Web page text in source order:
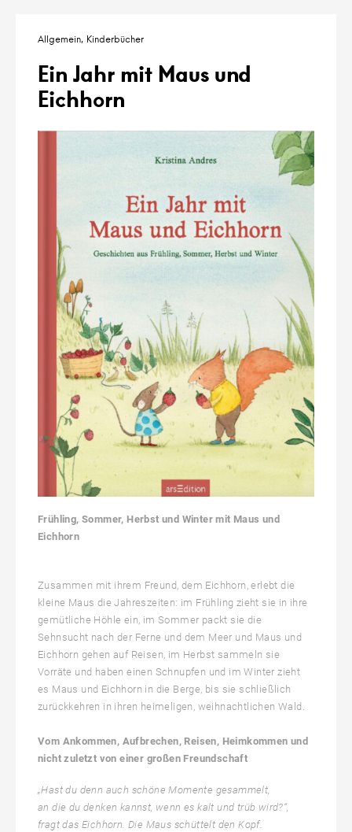
Allgemein Kinderbücher
Ein Jahr mit Maus und
Eichhorn
Frühling, Sommer, Herbst und Winter mit Maus und
Eichhorn
Zusammen mit ihrem Freund, dem Eichhorn, erlebt die
kleine Maus die Jahreszeiten: im Frühling zieht sie in ihre
gemütliche Höhle ein, im Sommer packt sie die
Sehnsucht nach der Ferne und dem Meer und Maus und
Eichhorn gehen auf Reisen, im Herbst sammeln sie
Vorräte und haben einen Schnupfen und im Winter zieht
es Maus und Eichhorn in die Berge, bis sie schließlich
zurückkehren in ihren heimeligen, weihnachtlichen Wald.
Vom Ankommen, Aufbrechen, Reisen, Heimkommen und
nicht zuletzt von einer großen Freundschaft
„Hast du denn auch schöne Momente gesammelt,
an die du denken kannst, wenn es kalt und trüb wird?“,
fragt das Eichhorn. Die Maus schüttelt den Kopf.